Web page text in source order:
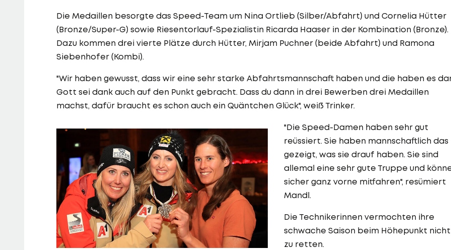
Die Medaillen besorgte das Speed-Team um Nina Ortlieb (Silber/Abfahrt) und Cornelia Hütter
(Bronze/Super-G) sowie Riesentorlauf-Spezialistin Ricarda Haaser in der Kombination (Bronze).
Dazu kommen drei vierte Plätze durch Hütter, Mirjam Puchner (beide Abfahrt) und Ramona
Siebenhofer (Kombi).
"Wir haben gewusst, dass wir eine sehr starke Abfahrtsmannschaft haben und die haben es
Gott sei dank auch auf den Punkt gebracht. Dass du dann in drei Bewerben drei Medaillen
machst, dafür braucht es schon auch ein Quäntchen Glück", weiß Trinker.
"Die Speed-Damen haben sehr gut
reüssiert. Sie haben mannschaftlich das
gezeigt, was sie drauf haben. Sie sind
allemal eine sehr gute Truppe und
sicher ganz vorne mitfahren", resümiert
Mandl.
Die Technikerinnen vermochten ihre
schwache Saison beim Höhepunkt nicht
zu retten.